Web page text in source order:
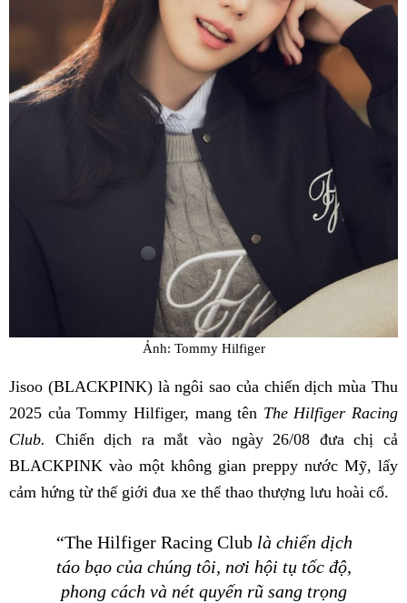
Ảnh: Tommy Hilfiger
Jisoo (BLACKPINK) là ngôi sao của chiến dịch mùa Thu
2025 của Tommy Hilfiger, mang tên The Hilfiger Racing
Club. Chiến dịch ra mắt vào ngày 26/08 đưa chị cả
BLACKPINK vào một không gian preppy nước Mỹ, lấy
cảm hứng từ thế giới đua xe thể thao thượng lưu hoài cổ.
“The Hilfiger Racing Club là chiến dịch
táo bạo của chúng tôi, nơi hội tụ tốc độ,
phong cách và nét quyến rũ sang trọng